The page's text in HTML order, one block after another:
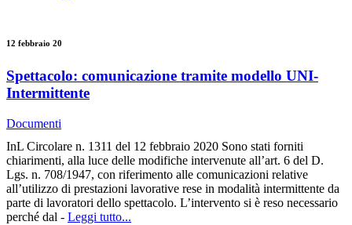
12 febbraio 20
Spettacolo: comunicazione tramite modello UNI-
Intermittente
Documenti
InL Circolare n. 1311 del 12 febbraio 2020 Sono stati forniti
chiarimenti, alla luce delle modifiche intervenute all’art. 6 del D.
Lgs. n. 708/1947, con riferimento alle comunicazioni relative
all’utilizzo di prestazioni lavorative rese in modalità intermittente da
parte di lavoratori dello spettacolo. L’intervento si è reso necessario
perché dal - Leggi tutto...